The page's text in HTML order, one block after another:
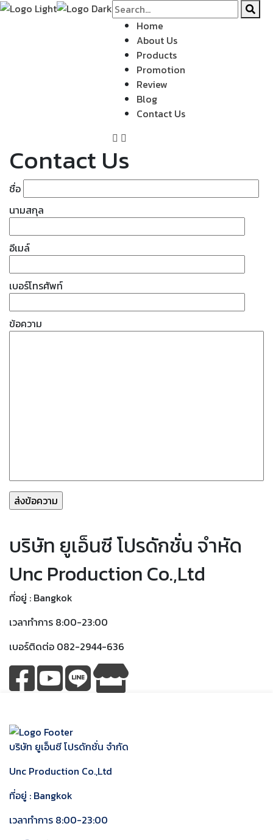
Home
About Us
Products
Promotion
Review
Blog
Contact Us
Contact Us
ชื่อ
นามสกุล
อีเมล์
เบอร์โทรศัพท์
ข้อความ
บริษัท ยูเอ็นซี โปรดักชั่น จำหัด
Unc Production Co.,Ltd
ที่อยู่ : Bangkok
เวลาทำการ 8:00-23:00
เบอร์ติดต่อ 082-2944-636
บริษัท ยูเอ็นซี โปรดักชั่น จำกัด
Unc Production Co.,Ltd
ที่อยู่ : Bangkok
เวลาทำการ 8:00-23:00